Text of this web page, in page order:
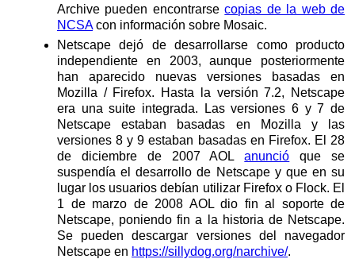
Archive pueden encontrarsecopias de la web de
NCSAcon información sobre Mosaic.
Netscape dejó de desarrollarse como producto
independiente en 2003, aunque posteriormente
han aparecido nuevas versiones basadas en
Mozilla / Firefox. Hasta la versión 7.2, Netscape
era una suite integrada. Las versiones 6 y 7 de
Netscape estaban basadas en Mozilla y las
versiones 8 y 9 estaban basadas en Firefox. El 28
de diciembre de 2007 AOLanunció que se
suspendía el desarrollo de Netscape y que en su
lugar los usuarios debían utilizar Firefox o Flock. El
1 de marzo de 2008 AOL dio fin al soporte de
Netscape, poniendo fin a la historia de Netscape.
Se pueden descargar versiones del navegador
Netscape en https://sillydog.org/narchive/.